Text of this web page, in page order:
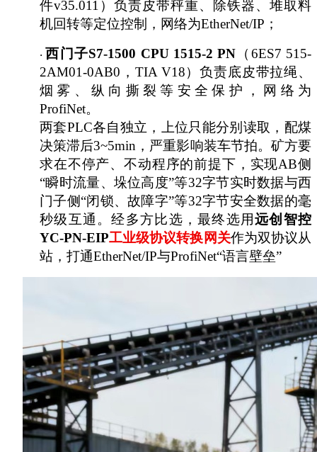
件v35.011）负责皮带秤重、除铁器、堆取料
机回转等定位控制，网络为EtherNet/IP；
· 西门子S7-1500 CPU 1515-2 PN （ 6ES7 515-
2AM01-0AB0，TIA V18）负责底皮带拉绳、
烟雾、纵向撕裂等安全保护，网络为
ProfiNet。
两套PLC各自独立，上位只能分别读取，配煤
决策滞后3~5min，严重影响装车节拍。矿方要
求在不停产、不动程序的前提下，实现AB侧
“瞬时流量、垛位高度”等32字节实时数据与西
门子侧“闭锁、故障字”等32字节安全数据的毫
秒级互通。经多方比选，最终选用远创智控
YC-PN-EIP工业级协议转换网关作为双协议从
站，打通EtherNet/IP与ProfiNet“语言壁垒”